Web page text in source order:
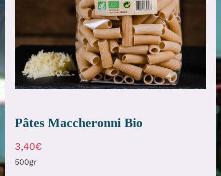
Pâtes Maccheronni Bio
3,40€
500gr